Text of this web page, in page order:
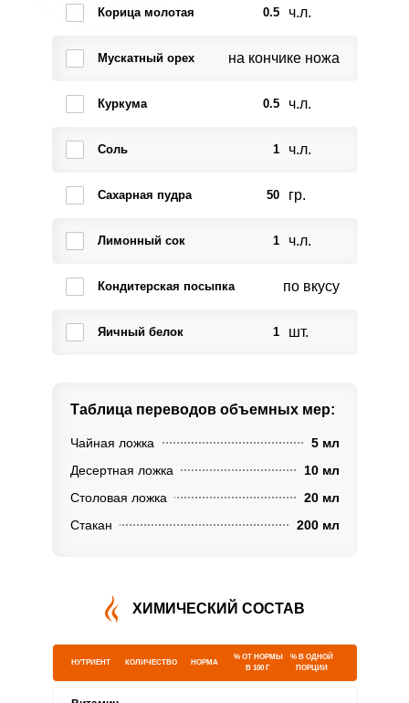
Корица молотая 0.5 ч.л.
Мускатный орех на кончике ножа
Куркума 0.5 ч.л.
Соль 1 ч.л.
Сахарная пудра 50 гр.
Лимонный сок 1 ч.л.
Кондитерская посыпка по вкусу
Яичный белок 1 шт.
Таблица переводов объемных мер:
Чайная ложка
5 мл
Десертная ложка
10 мл
Столовая ложка
20 мл
Стакан
200 мл
ХИМИЧЕСКИЙ СОСТАВ
НУТРИЕНТ КОЛИЧЕСТВО НОРМА
% ОТ НОРМЫ
В 100 Г
% В ОДНОЙ
ПОРЦИИ